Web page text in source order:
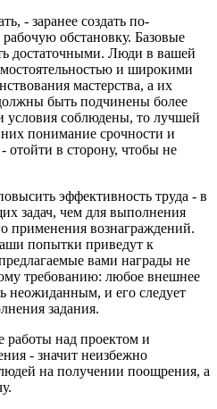
- заранее создать по-
обстановку. Базовые
достаточными. Люди в вашей
и широкими
мастерства, а их
быть подчинены более
соблюдены, то лучшей
них понимание срочности и
отойти в сторону, чтобы не
эффективность труда - в
задач, чем для выполнения
применения вознаграждений.
попытки приведут к
вами награды не
требованию: любое внешнее
неожиданным, и его следует
задания.
работы над проектом и
- значит неизбежно
на получении поощрения, а